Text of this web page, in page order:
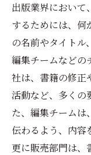
出版業界において
するためには、何
の名前やタイトル
編集チームなどの
社は、書籍の修正
活動など、多くの
た、編集チームは
伝わるよう、内容
更に販売部門は、